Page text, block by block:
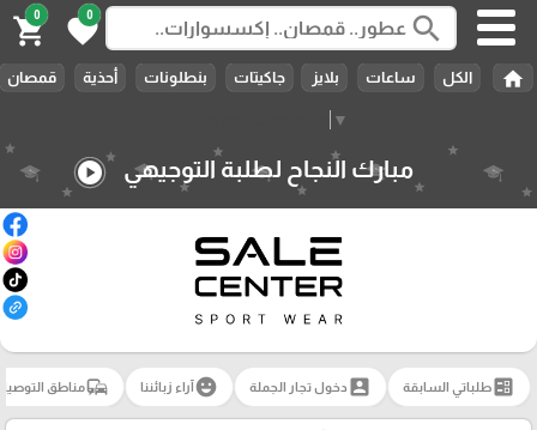
▼
search
0
favorite
0
shopping_cart
home الكل ساعات بلايز جاكيتات بنطلونات أحذية قمصان
مبارك النجاح لطلبة التوجيهي play_circle
ballotطلباتي السابقة account_box دخول تجار الجملة emoji_emotionsآراء زبائننا commuteمناطق